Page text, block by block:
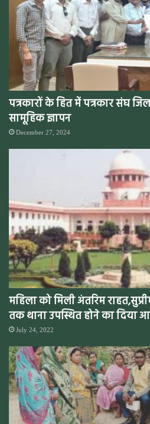
पत्रकारों के हित में पत्रकार संघ
सामूहिक ज्ञापन
December 27, 2024
महिला को मिली अंतरिम
तक थाना उपस्थित होने का दिया
July 24, 2022